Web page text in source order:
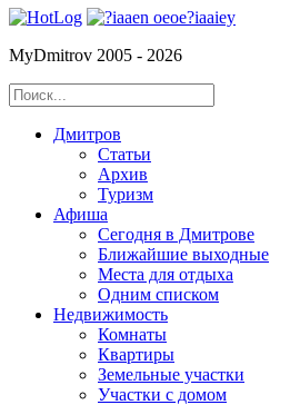
MyDmitrov 2005 - 2026
Дмитров
Статьи
Архив
Туризм
Афиша
Сегодня в Дмитрове
Ближайшие выходные
Места для отдыха
Одним списком
Недвижимость
Комнаты
Квартиры
Земельные участки
Участки с домом